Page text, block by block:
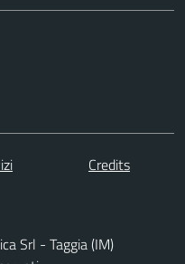
Credits
Srl - Taggia (IM)